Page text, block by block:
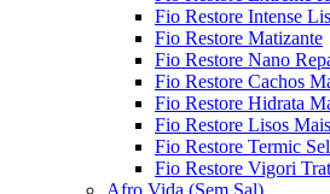
Fio Restore Intense
Fio Restore Matizante
Fio Restore Nano
Fio Restore Cachos
Fio Restore Hidrata
Fio Restore Lisos
Fio Restore Termic
Fio Restore Vigori Trat
Afro Vida (Sem Sal)